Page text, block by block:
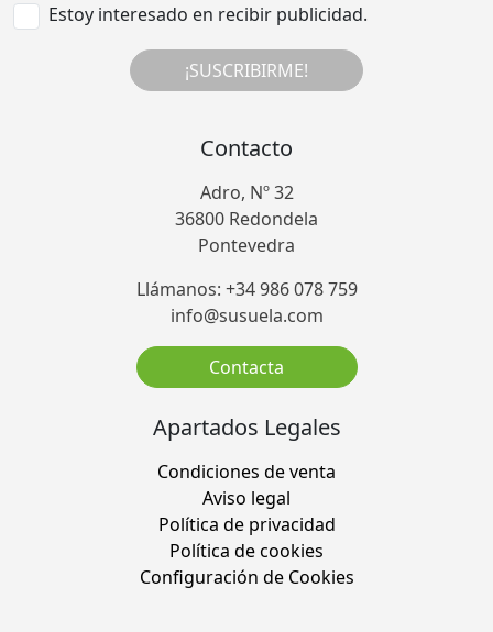
Estoy interesado en recibir publicidad.
¡SUSCRIBIRME!
Contacto
Adro, Nº 32
36800 Redondela
Pontevedra
Llámanos: +34 986 078 759
info@susuela.com
Contacta
Apartados Legales
Condiciones de venta
Aviso legal
Política de privacidad
Política de cookies
Configuración de Cookies